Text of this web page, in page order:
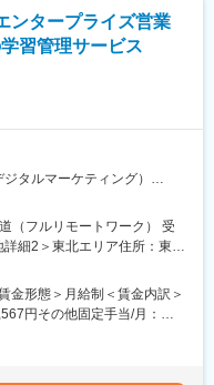
くパートナーとして信頼関
リングし、授業が円滑に進
営業スタイルを基本としつ
体の教育改革を支援するダ
経験者など多様で、フルリ
を越えて意見を出し合える
ンタープライズ営業
習管理サービス
タルマーケティング）
Google、Insta等の運用型広
サービスの提案
（フルリモートワーク） 受
細2＞東北エリア住所：東北
金形態＞月給制＜賃金内訳＞
円その他固定手当/月：